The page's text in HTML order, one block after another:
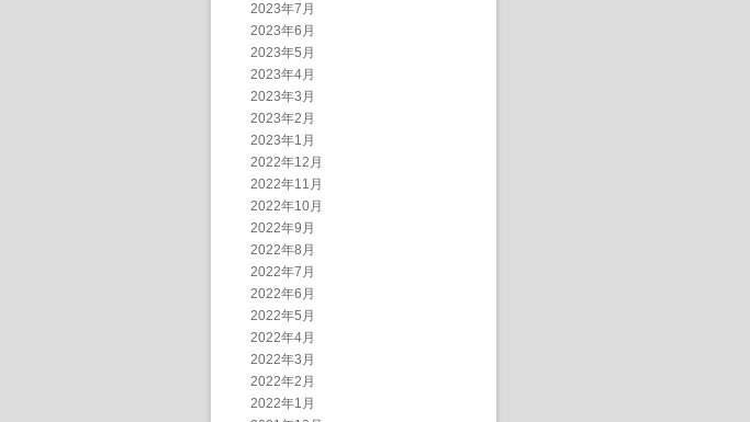
2023年7月
2023年6月
2023年5月
2023年4月
2023年3月
2023年2月
2023年1月
2022年12月
2022年11月
2022年10月
2022年9月
2022年8月
2022年7月
2022年6月
2022年5月
2022年4月
2022年3月
2022年2月
2022年1月